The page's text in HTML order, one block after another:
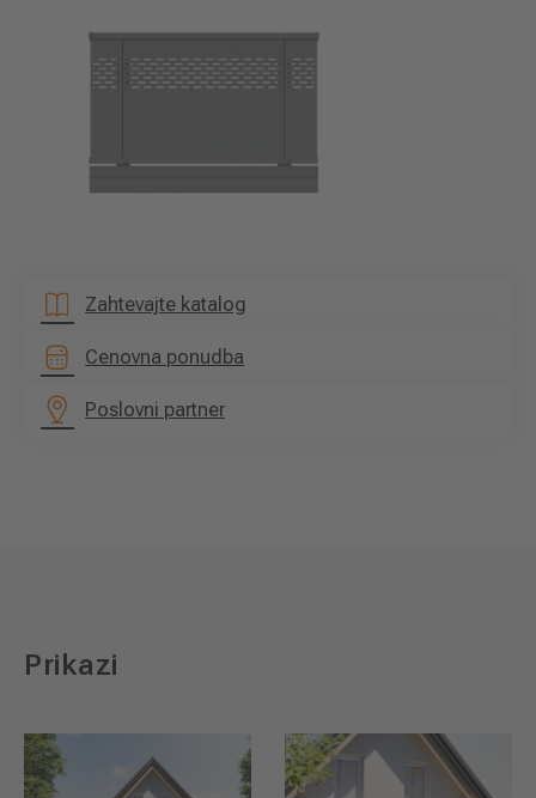
Zahtevajte katalog
Cenovna ponudba
Poslovni partner
Prikazi